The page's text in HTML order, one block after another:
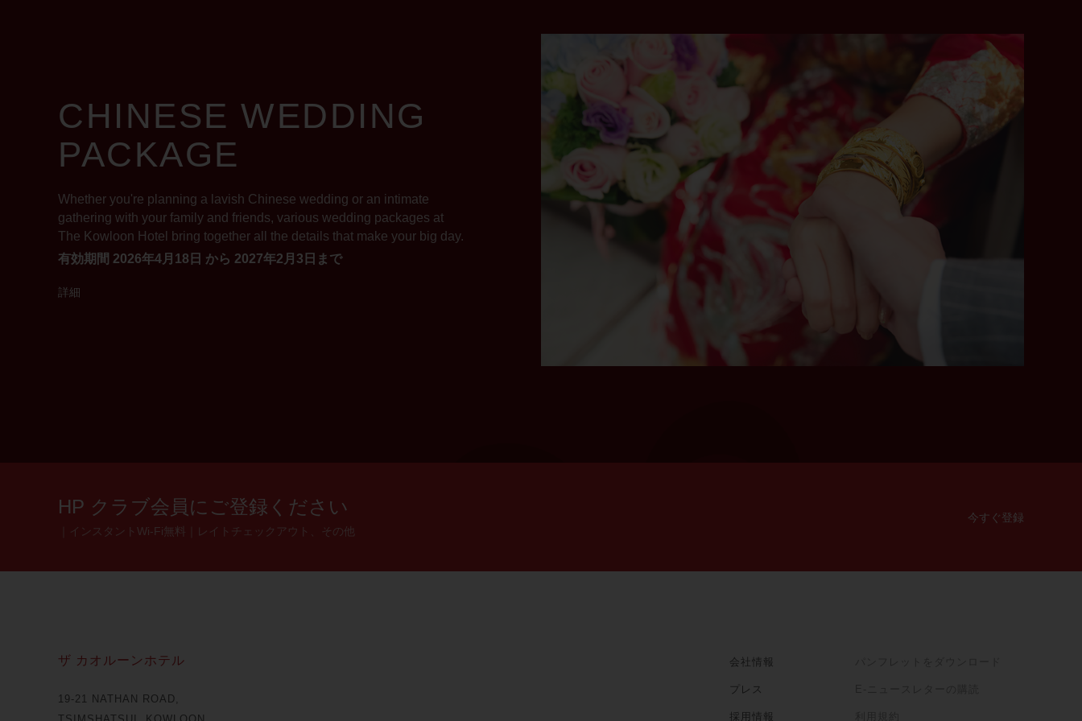
CHINESE WEDDING
PACKAGE
Whether you're planning a lavish Chinese wedding or an intimate
gathering with your family and friends, various wedding packages at
The Kowloon Hotel bring together all the details that make your big day.
有効期間 2026年4月18日 から 2027年2月3日まで
詳細
HP クラブ会員にご登録ください
｜インスタントWi-Fi無料｜レイトチェックアウト、その他
今すぐ登録
ザ カオルーンホテル
19-21 NATHAN ROAD,
会社情報
プレス
採用情報